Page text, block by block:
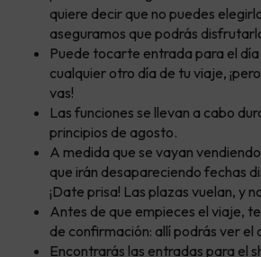
quiere decir que no puedes
aseguramos que podrás
Puede tocarte entrada para el
cualquier otro día de tu viaje,
vas!
Las funciones se llevan a cabo
principios de agosto.
A medida que se vayan
que irán desapareciendo fechas
¡Date prisa! Las plazas vuelan, y
Antes de que empieces el viaje,
de confirmación: allí podrás ver el
Encontrarás las entradas para el